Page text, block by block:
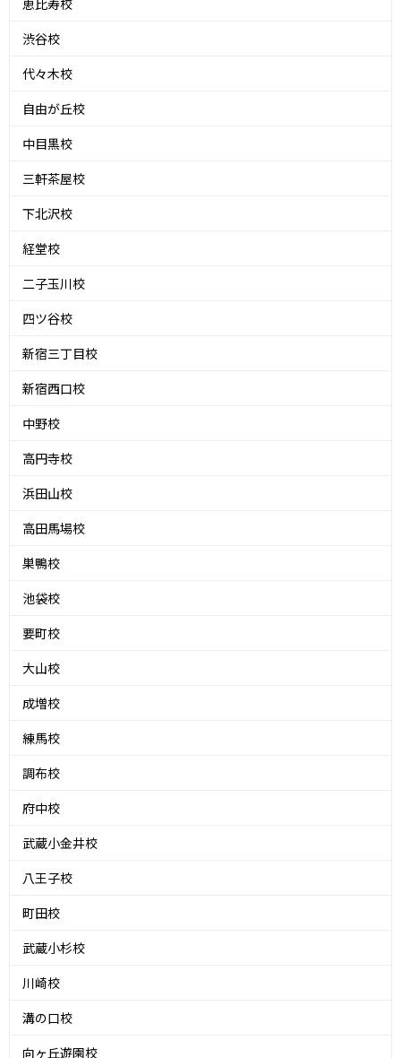
渋谷校
代々木校
自由が丘校
中目黒校
三軒茶屋校
下北沢校
経堂校
二子玉川校
四ツ谷校
新宿三丁目校
新宿西口校
中野校
高円寺校
浜田山校
高田馬場校
巣鴨校
池袋校
要町校
大山校
成増校
練馬校
調布校
府中校
武蔵小金井校
八王子校
町田校
武蔵小杉校
川崎校
溝の口校
向ヶ丘遊園校